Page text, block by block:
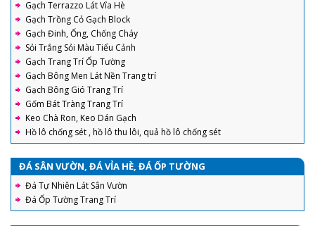
Gạch Terrazzo Lát Vỉa Hè
Gạch Trồng Cỏ Gạch Block
Gạch Đinh, Ống, Chống Cháy
Sỏi Trắng Sỏi Màu Tiểu Cảnh
Gạch Trang Trí Ốp Tường
Gạch Bông Men Lát Nền Trang trí
Gạch Bông Gió Trang Trí
Gốm Bát Tràng Trang Trí
Keo Chà Ron, Keo Dán Gạch
Hồ lô chống sét , hồ lô thu lôi, quả hồ lô chống sét
ĐÁ SÂN VƯỜN, ĐÁ VỈA HÈ, ĐÁ ỐP TƯỜNG
Đá Tự Nhiên Lát Sân Vườn
Đá Ốp Tường Trang Trí